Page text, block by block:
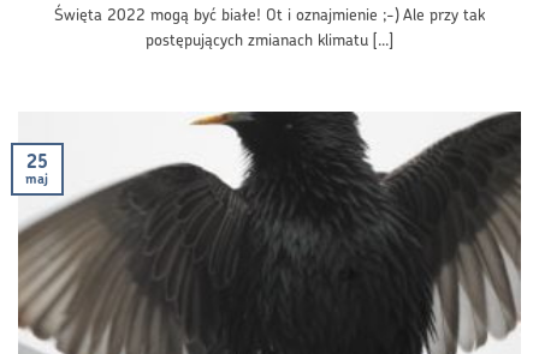
Święta 2022 mogą być białe! Ot i oznajmienie ;-) Ale przy tak
postępujących zmianach klimatu [...]
25
maj